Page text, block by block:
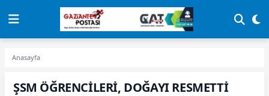
Anasayfa
ŞSM ÖĞRENCİLERİ, DOĞAYI RESMETTİ